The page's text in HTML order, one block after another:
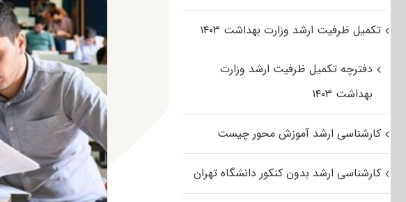
تکمیل ظرفیت ارشد وزارت بهداشت ۱۴۰۳
دفترچه تکمیل ظرفیت ارشد وزارت
بهداشت ۱۴۰۳
کارشناسی ارشد آموزش محور چیست
کارشناسی ارشد بدون کنکور دانشگاه تهران